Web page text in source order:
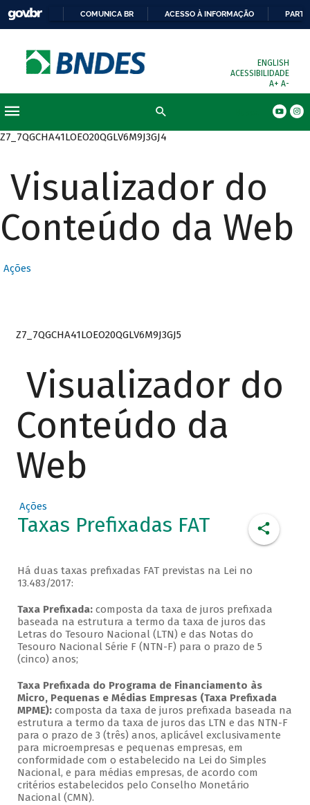
COMUNICA BR ACESSO À INFORMAÇÃO
ENGLISH
ACESSIBILIDADE
A+ A-
Z7_7QGCHA41LOEO20QGLV6M9J3GJ4
Visualizador do
Conteúdo da Web
Ações
Z7_7QGCHA41LOEO20QGLV6M9J3GJ5
Visualizador do
Conteúdo da
Web
Ações
Taxas Prefixadas FAT
Há duas taxas prefixadas FAT previstas na Lei no
13.483/2017:
Taxa Prefixada:composta da taxa de juros prefixada
baseada na estrutura a termo da taxa de juros das
Letras do Tesouro Nacional (LTN) e das Notas do
Tesouro Nacional Série F (NTN-F) para o prazo de 5
(cinco) anos;
Taxa Prefixada do Programa de Financiamento às
Micro, Pequenas e Médias Empresas (Taxa Prefixada
MPME):composta da taxa de juros prefixada baseada na
estrutura a termo da taxa de juros das LTN e das NTN-F
para o prazo de 3 (três) anos, aplicável exclusivamente
para microempresas e pequenas empresas, em
conformidade com o estabelecido na Lei do Simples
Nacional, e para médias empresas, de acordo com
critérios estabelecidos pelo Conselho Monetário
Nacional (CMN).